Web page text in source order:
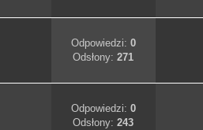
Odpowiedzi: 0
Odsłony:271
Odpowiedzi: 0
Odsłony:243